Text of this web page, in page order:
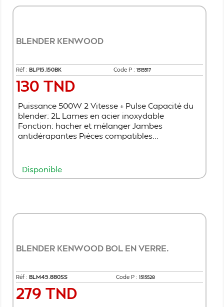
BLENDER KENWOOD
Réf : BLP15.150BK Code P : 1515517
Prix
130 TND
Puissance 500W 2 Vitesse + Pulse Capacité du
blender: 2L Lames en acier inoxydable
Fonction: hacher et mélanger Jambes
antidérapantes Pièces compatibles...
Disponible
BLENDER KENWOOD BOL EN VERRE.
Réf : BLM45.880SS Code P : 1515528
Prix
279 TND